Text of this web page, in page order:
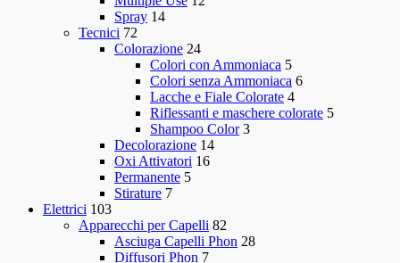
Spray 14
Tecnici 72
Colorazione 24
Colori con Ammoniaca 5
Colori senza Ammoniaca 6
Lacche e Fiale Colorate 4
Riflessanti e maschere colorate 5
Shampoo Color 3
Decolorazione 14
Oxi Attivatori 16
Permanente 5
Stirature 7
Elettrici 103
Apparecchi per Capelli 82
Asciuga Capelli Phon 28
Diffusori Phon 7